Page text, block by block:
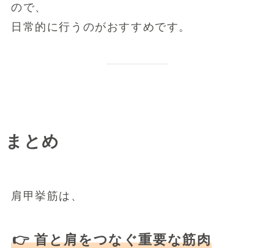
ので、
日常的に行うのがおすすめです。
まとめ
肩甲挙筋は、
👉 首と肩をつなぐ重要な筋肉